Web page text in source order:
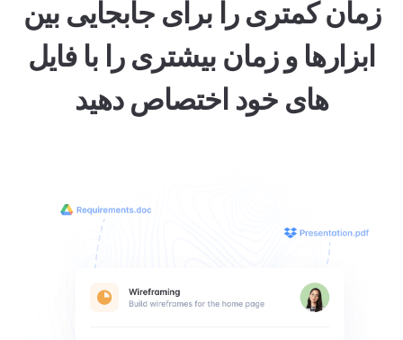
زمان کمتری را برای جابجایی بین
ابزارها و زمان بیشتری را با فایل
های خود اختصاص دهید